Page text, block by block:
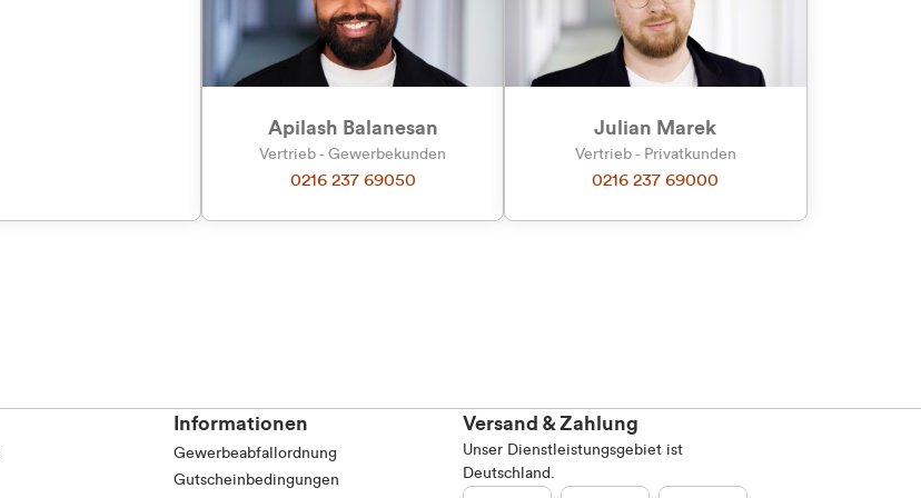
Statistiken Marketing
Apilash Balanesan
Vertrieb - Gewerbekunden
0216 237 69050
Julian Marek
Vertrieb - Privatkunden
0216 237 69000
Informationen
Gewerbeabfallordnung
Gutscheinbedingungen
Versand & Zahlung
Unser Dienstleistungsgebiet ist
Deutschland.